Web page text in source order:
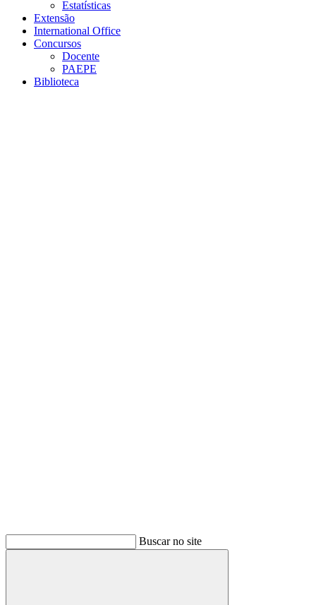
Estatísticas
Extensão
International Office
Concursos
Docente
PAEPE
Biblioteca
Buscar no site